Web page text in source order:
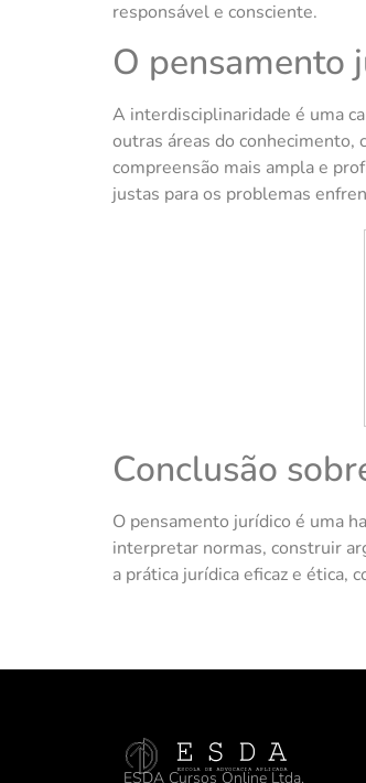
responsável e consciente.
O pensamento
A interdisciplinaridade é uma
outras áreas do conhecimento,
compreensão mais ampla e
justas para os problemas
Conclusão
O pensamento jurídico é uma
interpretar normas, construir
a prática jurídica eficaz e ética,
ESDA Cursos Online Ltda.